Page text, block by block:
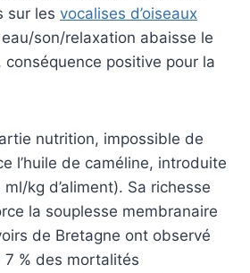
sur les vocalises d’oiseaux
son/relaxation abaisse le
positive pour la
nutrition, impossible de
l’huile de caméline, introduite
kg d’aliment). Sa richesse
la souplesse membranaire
de Bretagne ont observé
% des mortalités